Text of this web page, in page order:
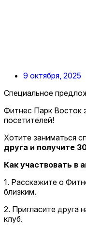
9 октября, 2025
Специальное
Фитнес Парк Восток
посетителей!
Хотите заниматься
друга и получите
Как участвовать в
1. Расскажите о
близким.
2. Пригласите друга
клуб.